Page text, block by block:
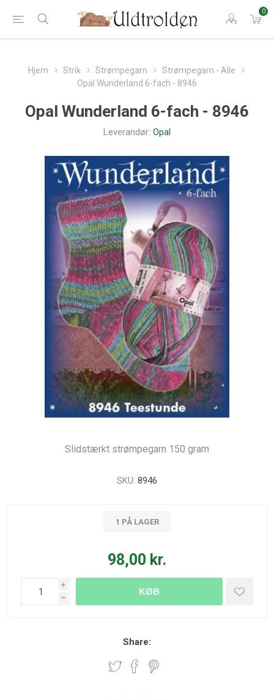
0
Hjem Strik Strømpegarn
Strømpegarn - Alle
Opal Wunderland 6-fach - 8946
Opal Wunderland 6-fach - 8946
Leverandør: Opal
Slidstærkt strømpegarn 150 gram
SKU: 8946
1 PÅ LAGER
98,00 kr.
i
h
KØB
Share: